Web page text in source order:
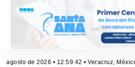
agosto de 2026 • 12:59:42 • Veracruz, México